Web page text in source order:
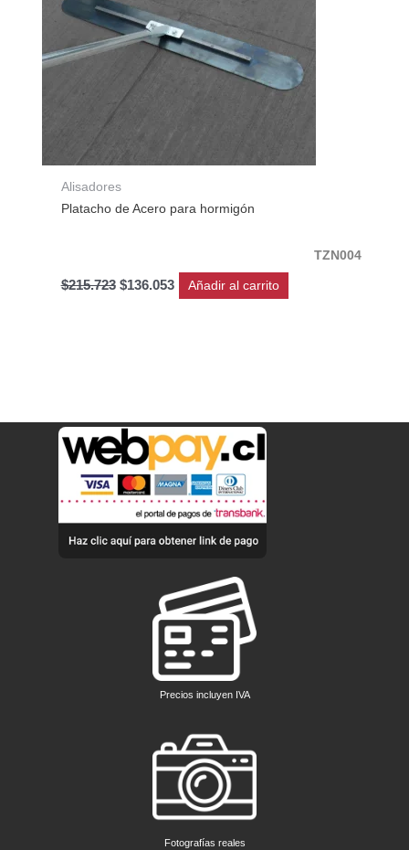
Alisadores
Platacho de Acero para hormigón
TZN004
$215.723 $136.053 Añadir al carrito
Precios incluyen IVA
Fotografías reales